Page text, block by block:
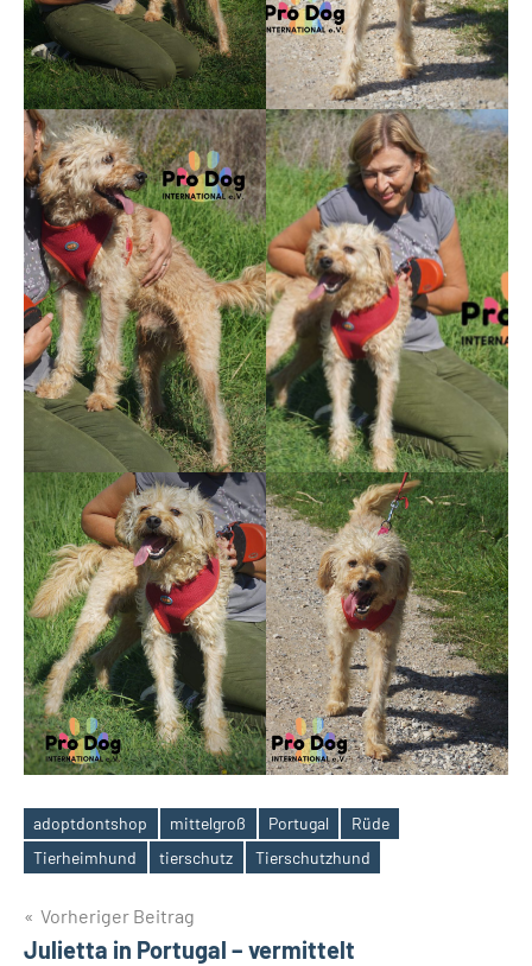
Schlagwörter
adoptdontshop mittelgroß Portugal
Rüde
Tierheimhund
tierschutz Tierschutzhund
Beitragsnavigation
Vorheriger Beitrag
Julietta in Portugal – vermittelt